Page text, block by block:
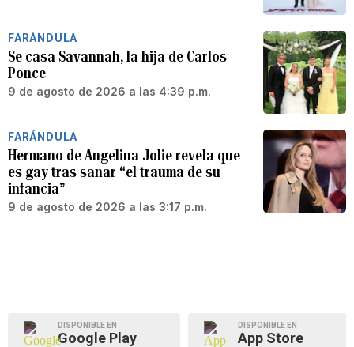
FARÁNDULA
Se casa Savannah, la hija de Carlos
Ponce
9 de agosto de 2026 a las 4:39 p.m.
FARÁNDULA
Hermano de Angelina Jolie revela que
es gay tras sanar “el trauma de su
infancia”
9 de agosto de 2026 a las 3:17 p.m.
DISPONIBLE EN
Google Play
DISPONIBLE EN
App Store